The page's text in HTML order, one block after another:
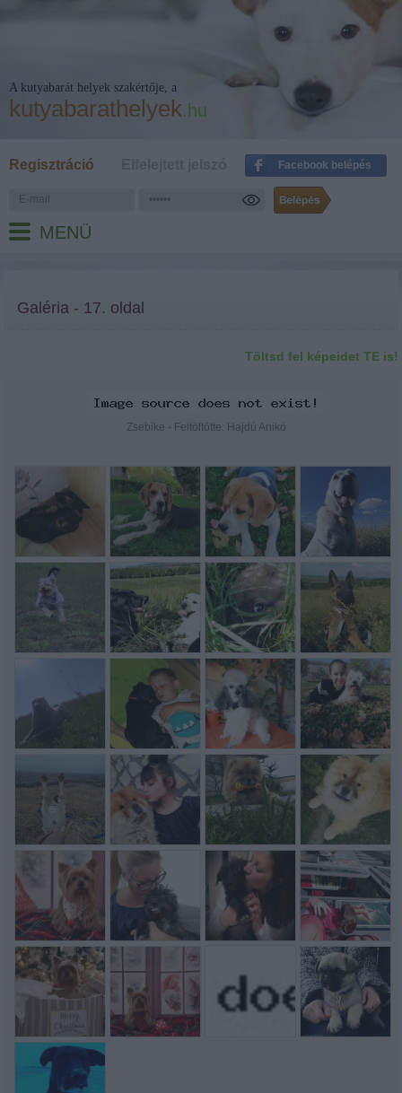
A kutyabarát helyek szakértője, a
kutyabarathelyek.hu
Regisztráció Facebook belépés
MENÜ
Galéria - 17. oldal
Töltsd fel képeidet TE is!
Zsebike - Feltöltötte: Hajdú Anikó